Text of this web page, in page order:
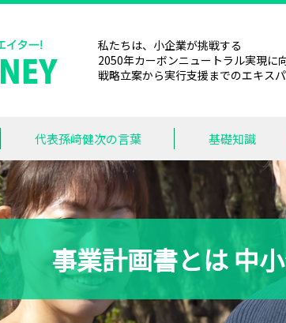
事業計画書とは 中
私たちは、小企業が挑戦する
2050年カーボンニュートラル実現に
戦略立案から実行支援までのエキス
代表孫﨑健次の言葉 基礎知識